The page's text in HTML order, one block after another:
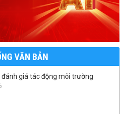
VĂN BẢN
nguồn ngân sách
phí thực hiện CTMTQG năm
giá tác động môi trường